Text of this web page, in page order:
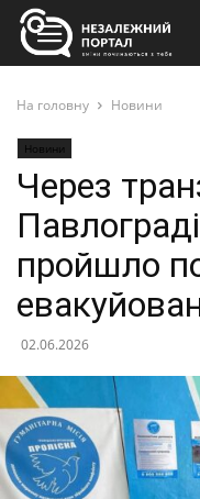
На головну Новини
Новини
Через
пройшло
02.06.2026